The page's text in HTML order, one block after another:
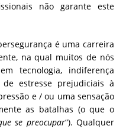
não garante este
é uma carreira
na qual muitos de nós
tecnologia, indiferença
de estresse prejudiciais à
e / ou uma sensação
as batalhas (o que o
se preocupar“). Qualquer